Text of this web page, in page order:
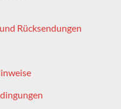
Rücksendungen